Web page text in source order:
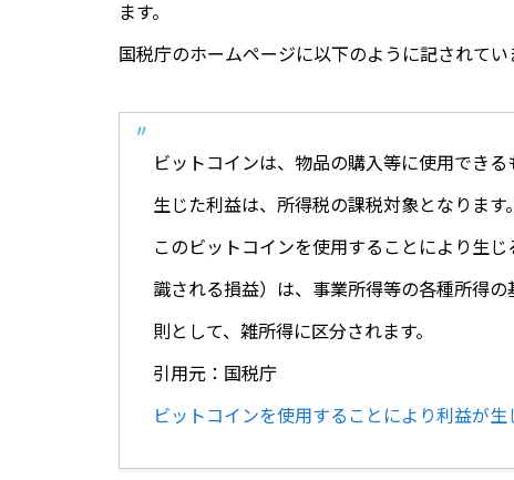
ます。
国税庁のホームページに以下のように記されてい
ビットコインは、物品の購入等に使用でき
生じた利益は、所得税の課税対象となります。
このビットコインを使用することにより生
識される損益）は、事業所得等の各種所得
則として、雑所得に区分されます。
引用元：国税庁
ビットコインを使用することにより利益が